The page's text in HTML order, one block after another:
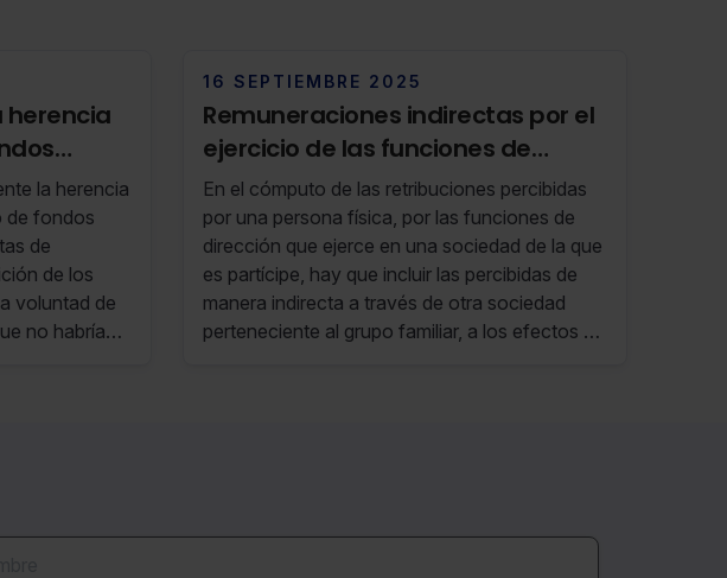
03/26
Enero
la herencia
de fondos
de
de los
voluntad de
no habría
a estas,
aunque sea
16 SEPTIEMBRE 2025
Remuneraciones indirectas por el
ejercicio de las funciones de
dirección
En el cómputo de las retribuciones percibidas
por una persona física, por las funciones de
dirección que ejerce en una sociedad de la que
es partícipe, hay que incluir las percibidas de
manera indirecta a través de otra sociedad
perteneciente al grupo familiar, a los efectos de